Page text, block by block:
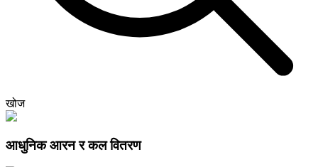
खोज
आधुनिक आरन र कल वितरण